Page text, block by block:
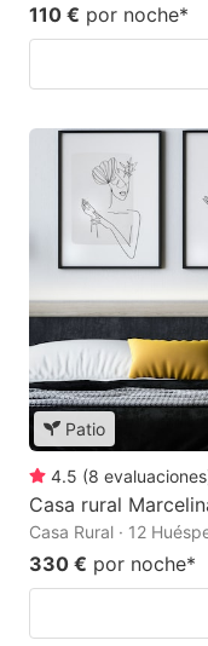
110 € por noche*
Patio
4.5 (8 evaluaciones
Casa rural
Casa Rural · 12
330 € por noche*